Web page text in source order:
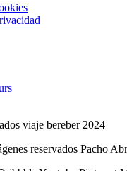
viaje bereber 2024
reservados Pacho